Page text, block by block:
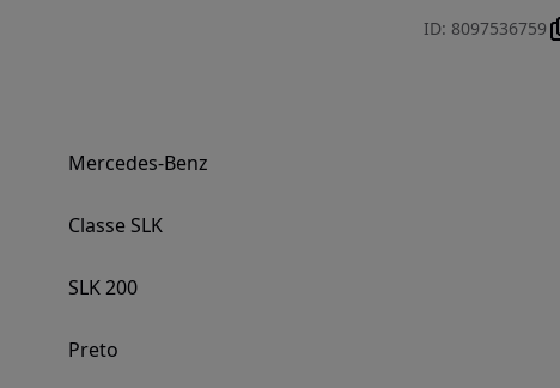
ID: 8097536759
Mercedes-Benz
Classe SLK
SLK 200
Preto